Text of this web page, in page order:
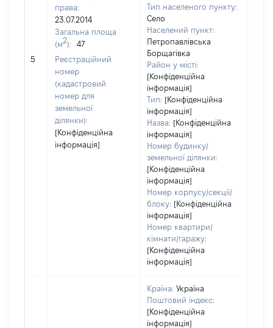
5
права:
23.07.2014
Загальна площа
(м2):
47
Реєстраційний
номер
(кадастровий
номер для
земельної
ділянки):
[Конфіденційна
інформація]
Тип населеного пункту:
Село
Населений пункт:
Петропавлівська
Борщагівка
Район у місті:
[Конфіденційна
інформація]
Тип: [Конфіденційна
інформація]
Назва: [Конфіденційна
інформація]
Номер будинку/
земельної ділянки:
[Конфіденційна
інформація]
Номер корпусу/секції/
блоку: [Конфіденційна
інформація]
Номер квартири/
кімнати/гаражу:
[Конфіденційна
інформація]
Країна: Україна
Поштовий індекс:
[Конфіденційна
інформація]